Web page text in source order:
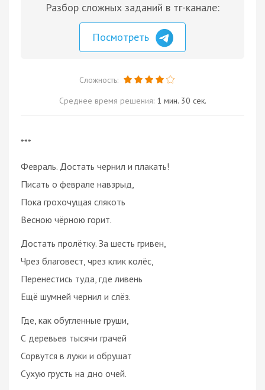
Разбор сложных заданий в тг-канале:
Посмотреть
Сложность:
Среднее время решения: 1 мин. 30 сек.
***
Февраль. Достать чернил и плакать!
Писать о феврале навзрыд,
Пока грохочущая слякоть
Весною чёрною горит.
Достать пролётку. За шесть гривен,
Чрез благовест, чрез клик колёс,
Перенестись туда, где ливень
Ещё шумней чернил и слёз.
Где, как обугленные груши,
С деревьев тысячи грачей
Сорвутся в лужи и обрушат
Сухую грусть на дно очей.